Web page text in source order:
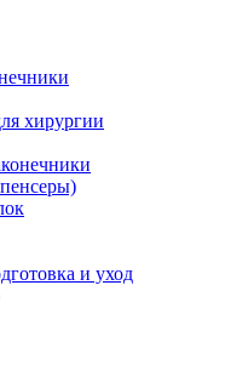
хирургии
и уход